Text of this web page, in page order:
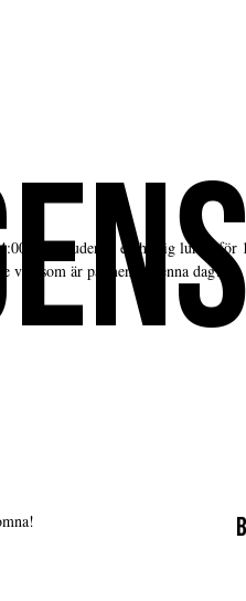
så erbjuder vi en härlig lunch
vad som är på menyn denna dag!